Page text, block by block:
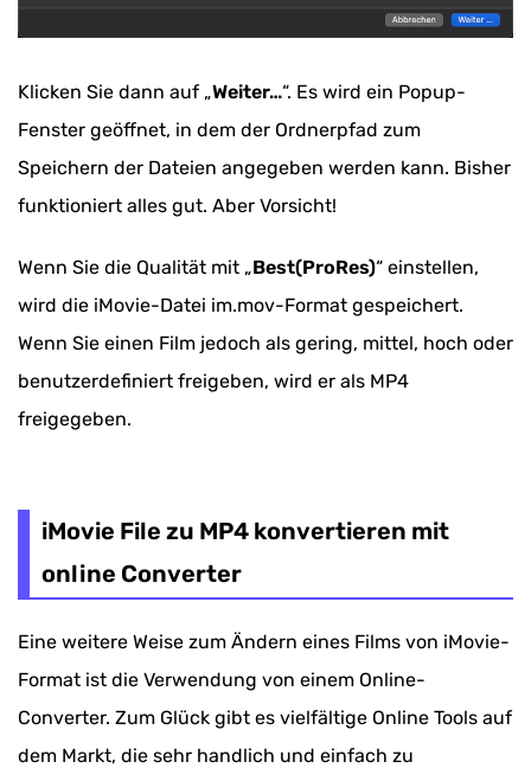
Klicken Sie dann auf „Weiter…“. Es wird ein Popup-
Fenster geöffnet, in dem der Ordnerpfad zum
Speichern der Dateien angegeben werden kann. Bisher
funktioniert alles gut. Aber Vorsicht!
Wenn Sie die Qualität mit „Best(ProRes)“ einstellen,
wird die iMovie-Datei im.mov-Format gespeichert.
Wenn Sie einen Film jedoch als gering, mittel, hoch oder
benutzerdefiniert freigeben, wird er als MP4
freigegeben.
iMovie File zu MP4 konvertieren mit
online Converter
Eine weitere Weise zum Ändern eines Films von iMovie-
Format ist die Verwendung von einem Online-
Converter. Zum Glück gibt es vielfältige Online Tools auf
dem Markt, die sehr handlich und einfach zu